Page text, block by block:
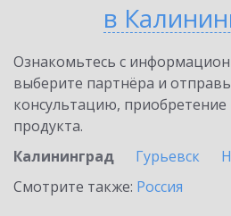
в
Ознакомьтесь с
выберите партнёра и
консультацию,
продукта.
Калининград
Гурьевск
Смотрите также: Россия